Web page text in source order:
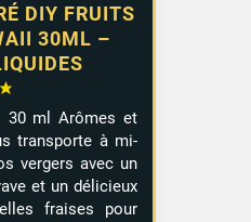
DIY FRUITS
30ML –
30 ml Arômes et
transporte à mi-
vergers avec un
et un délicieux
fraises pour